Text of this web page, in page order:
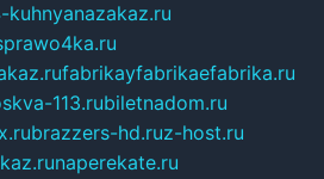
fabrikayfabrikaefabrika.ru
113.rubiletnadom.ru
brazzers-hd.ruz-host.ru
naperekate.ru